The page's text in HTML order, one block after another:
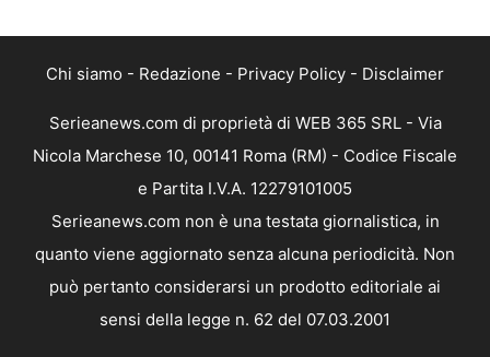
Chi siamo - Redazione - Privacy Policy - Disclaimer
Serieanews.com di proprietà di WEB 365 SRL - Via
Nicola Marchese 10, 00141 Roma (RM) - Codice Fiscale
e Partita I.V.A. 12279101005
Serieanews.com non è una testata giornalistica, in
quanto viene aggiornato senza alcuna periodicità. Non
può pertanto considerarsi un prodotto editoriale ai
sensi della legge n. 62 del 07.03.2001